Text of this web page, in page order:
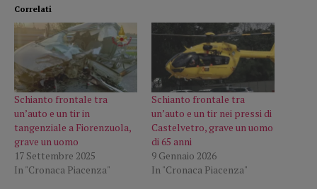
Correlati
Schianto frontale tra
un’auto e un tir in
tangenziale a Fiorenzuola,
grave un uomo
17 Settembre 2025
In "Cronaca Piacenza"
Schianto frontale tra
un’auto e un tir nei pressi di
Castelvetro, grave un uomo
di 65 anni
9 Gennaio 2026
In "Cronaca Piacenza"